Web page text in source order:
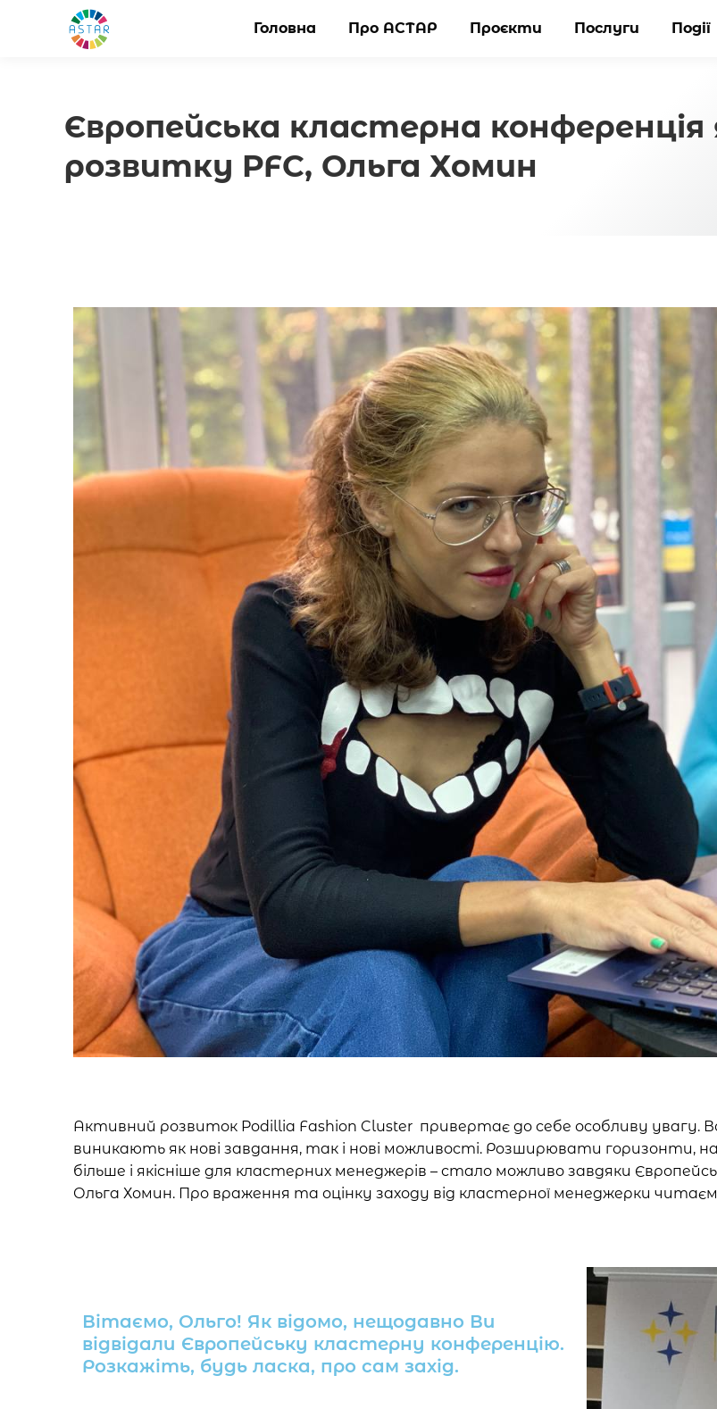
Головна Про АСТАР Проєкти Послуги Події
Європейська кластерна
розвитку PFC, Ольга Хомин
Активний розвиток Podillia Fashion Cluster привертає до себе особливу увагу.
виникають як нові завдання, так і нові можливості. Розширювати
більше і якісніше для кластерних менеджерів – стало можливо завдяки
Ольга Хомин. Про враження та оцінку заходу від кластерної менеджерки
Вітаємо, Ольго! Як відомо, нещодавно Ви
відвідали Європейську кластерну конференцію.
Розкажіть, будь ласка, про сам захід.
Головна Про АСТАР Проєкти Послуги Події